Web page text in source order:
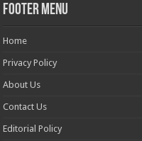
Footer Menu
Home
Privacy Policy
About Us
Contact Us
Editorial Policy